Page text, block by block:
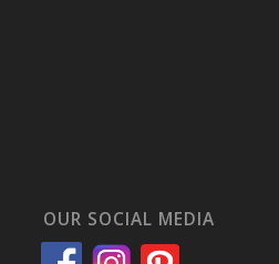
OUR SOCIAL MEDIA